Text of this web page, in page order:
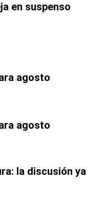
en suspenso
agosto
agosto
la discusión ya